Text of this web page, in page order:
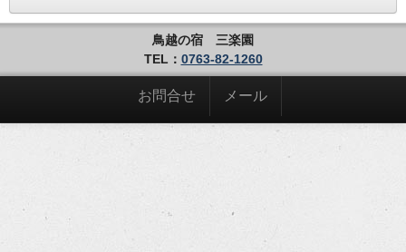
鳥越の宿 三楽園
TEL： 0763-82-1260
お問合せ メール